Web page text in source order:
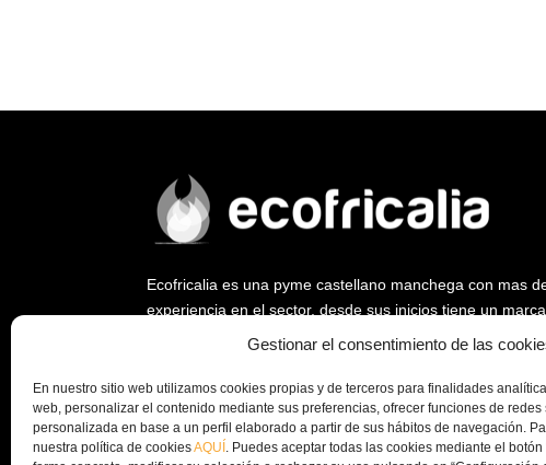
Gestionar el consentimiento de las
En nuestro sitio web utilizamos cookies propias y de terceros para finalidades
web, personalizar el contenido mediante sus preferencias, ofrecer funciones de
personalizada en base a un perfil elaborado a partir de sus hábitos de navegación.
nuestra política de cookiesAQUÍ . Puedes aceptar todas las cookies mediante el botón
Ecofricalia es una pyme castellano manchega con mas
experiencia en el sector, desde sus inicios tiene un
ya que fue empresa pionera en abrir un nuevo mercado
Desde Ecofricalia, seguimos trabajando a nivel nacional
instalación de plantas de peletizado y equipos
la economía circular y el aprovechamiento de los